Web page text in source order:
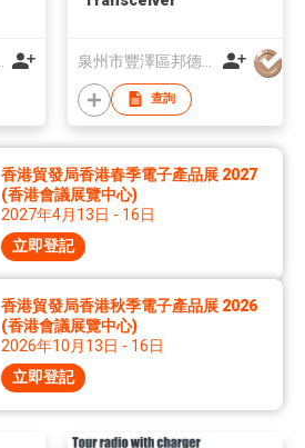
泉州市豐澤區邦德通訊有限公司
查詢
香港貿發局香港春季電子產品展 2027
(香港會議展覽中心)
2027年4月13日 - 16日
立即登記
香港貿發局香港秋季電子產品展 2026
(香港會議展覽中心)
2026年10月13日 - 16日
立即登記